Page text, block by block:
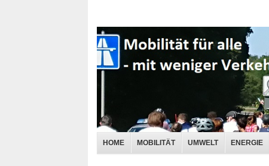
HOME MOBILITÄT UMWELT ENERGIE